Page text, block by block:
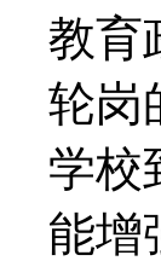
教育
轮岗
学校
能增